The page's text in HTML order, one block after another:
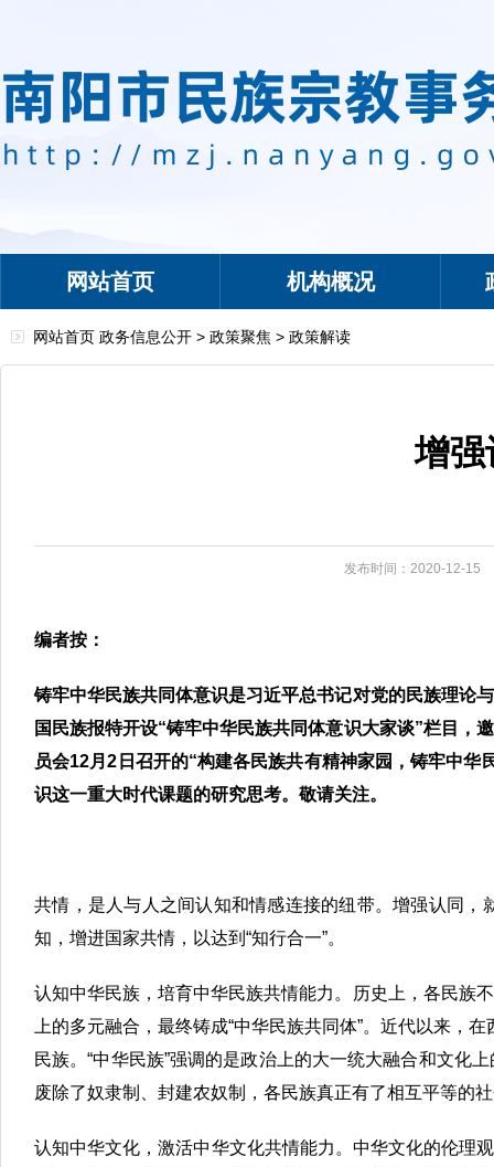
网站首页 机构概况
网站首页 政务信息公开 > 政策聚焦 > 政策解读
增强
发布时间：2020-12-15
编者按：
铸牢中华民族共同体意识是习近平总书记对党的民族理论
国民族报特开设“铸牢中华民族共同体意识大家谈”栏目，
员会12月2 日召开的“构建各民族共有精神家园，铸牢中
识这一重大时代课题的研究思考。敬请关注。
共情，是人与人之间认知和情感连接的纽带。增强认同
知，增进国家共情，以达到“知行合一”。
认知中华民族，培育中华民族共情能力。历史上，各民族
上的多元融合，最终铸成“中华民族共同体”。近代以来，
民族。“中华民族”强调的是政治上的大一统大融合和文化
废除了奴隶制、封建农奴制，各民族真正有了相互平等的
认知中华文化，激活中华文化共情能力。中华文化的伦理